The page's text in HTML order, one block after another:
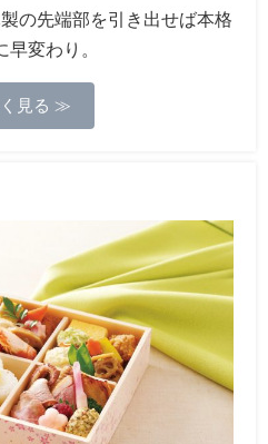
の先端部を引き出せば本格
早変わり。
見る ≫